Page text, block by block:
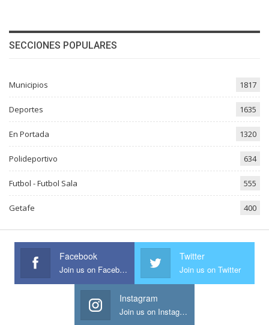
SECCIONES POPULARES
Municipios 1817
Deportes 1635
En Portada 1320
Polideportivo 634
Futbol - Futbol Sala 555
Getafe 400
Facebook
Join us on Facebook
Twitter
Join us on Twitter
Instagram
Join us on Instagram